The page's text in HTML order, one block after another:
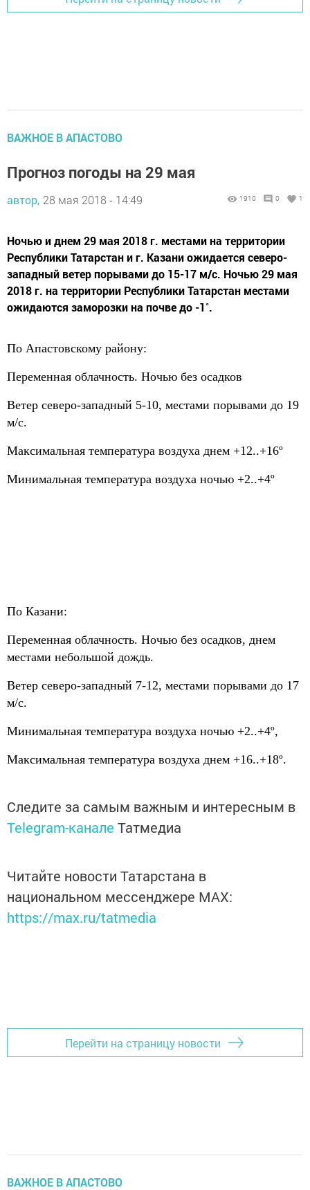
ВАЖНОЕ В АПАСТОВО
Прогноз погоды на 29 мая
автор, 28 мая 2018 - 14:49 1910 0 1
Ночью и днем 29 мая 2018 г. местами на территории
Республики Татарстан и г. Казани ожидается северо-
западный ветер порывами до 15-17 м/с. Ночью 29 мая
2018 г. на территории Республики Татарстан местами
ожидаются заморозки на почве до -1˚.
По Апастовскому району:
Переменная облачность. Ночью без осадков
Ветер северо-западный 5-10, местами порывами до 19
м/с.
Максимальная температура воздуха днем +12..+16º
Минимальная температура воздуха ночью +2..+4º
По Казани:
Переменная облачность. Ночью без осадков, днем
местами небольшой дождь.
Ветер северо-западный 7-12, местами порывами до 17
м/с.
Минимальная температура воздуха ночью +2..+4º,
Максимальная температура воздуха днем +16..+18º.
Следите за самым важным и интересным в
Telegram-канале Татмедиа
Читайте новости Татарстана в
национальном мессенджере MАХ:
https://max.ru/tatmedia
Перейти на страницу новости
ВАЖНОЕ В АПАСТОВО